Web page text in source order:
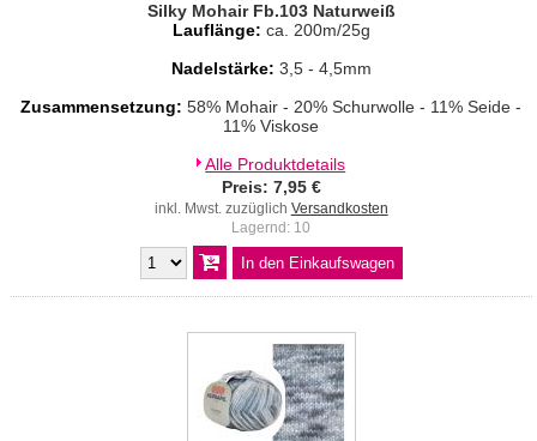
Silky Mohair Fb.103 Naturweiß
Lauflänge: ca. 200m/25g
Nadelstärke: 3,5 - 4,5mm
Zusammensetzung:58% Mohair - 20% Schurwolle - 11% Seide -
11% Viskose
Alle Produktdetails
Preis: 7,95 €
inkl. Mwst. zuzüglich Versandkosten
Lagernd: 10